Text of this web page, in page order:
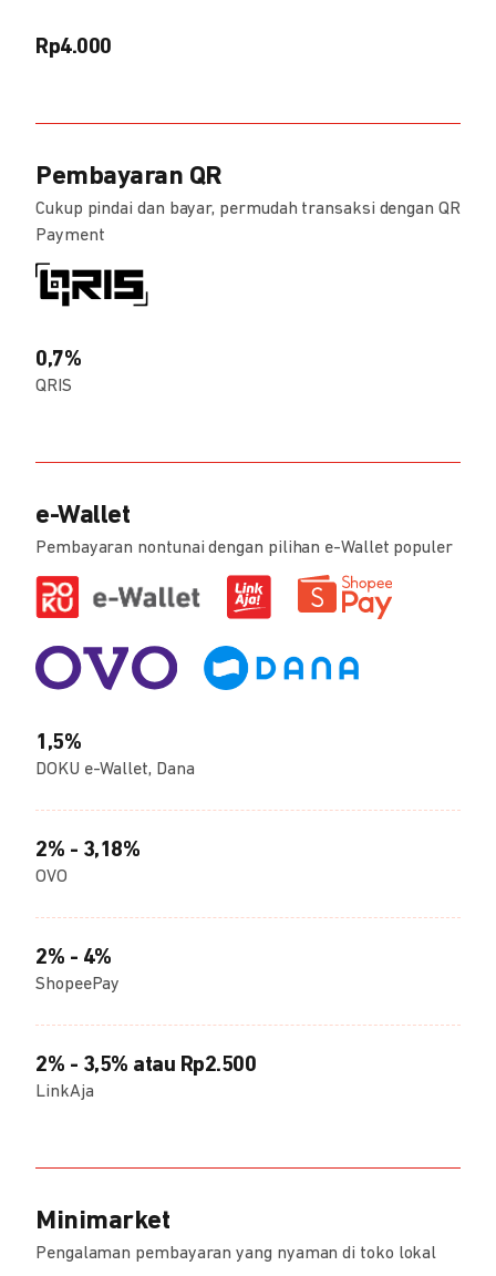
Rp4.000
Pembayaran QR
Cukup pindai dan bayar, permudah transaksi dengan QR
Payment
0,7%
QRIS
e-Wallet
Pembayaran nontunai dengan pilihan e-Wallet populer
1,5%
DOKU e-Wallet, Dana
2% - 3,18%
OVO
2% - 4%
ShopeePay
2% - 3,5% atau Rp2.500
LinkAja
Minimarket
Pengalaman pembayaran yang nyaman di toko lokal